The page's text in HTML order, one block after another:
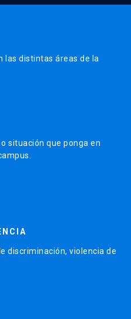
las distintas áreas de la
situación que ponga en
discriminación, violencia de